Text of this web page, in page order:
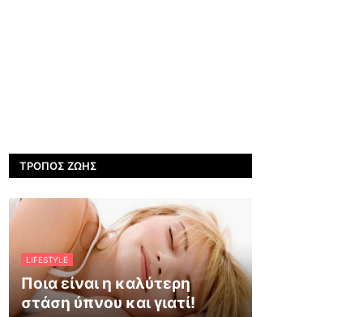
ΤΡΌΠΟΣ ΖΩΉΣ
LIFESTYLE
Ποια είναι η καλύτερη
στάση ύπνου και γιατί!